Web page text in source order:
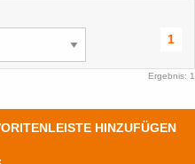
1
Ergebnis: 1
HINZUFÜGEN